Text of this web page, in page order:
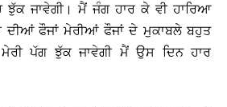
ਜਾਵੇਗੀ। ਮੈਂ ਜੰਗ ਹਾਰ ਕੇ ਵੀ ਹਾਰਿਆ
ਦੀਆਂ ਫੌਜਾਂ ਮੇਰੀਆਂ ਫੌਜਾਂ ਦੇ ਮੁਕਾਬਲੇ ਬਹੁਤ
ਪੱਗ ਝੁੱਕ ਜਾਵੇਗੀ ਮੈਂ ਉਸ ਦਿਨ ਹਾਰ